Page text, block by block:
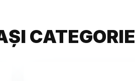
CATEGORIE